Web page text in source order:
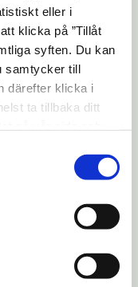
eller i
klicka på ”Tillåt
syften. Du kan
samtycker till
därefter klicka i
ta tillbaka ditt
används och
och behandlar
åka in med
det inte
Marenbron
öppnas.
i uppgift
visar på vilka
fick ta
bro, låg fast
blir alltså en